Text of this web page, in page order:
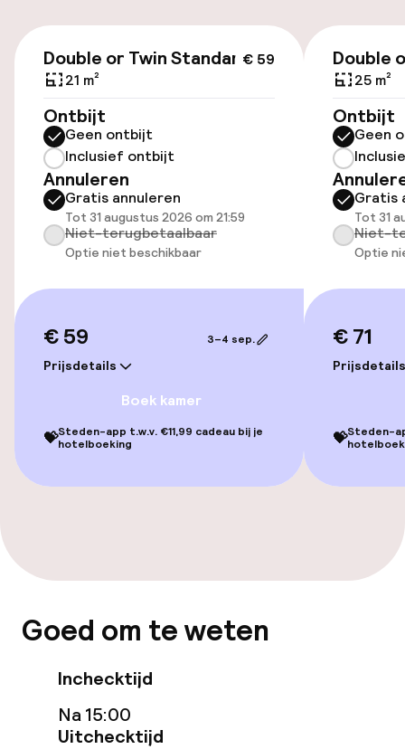
Toegankelijkheid
Lift
Zwemmen & wellness
Zoetwater binnenzwembad
Zoetwater buitenzwembad
Ligstoelen
Solarium
Entertainment
Gratis wifi
TV lounge
Eet- en drinkgelegenheden
Restaurant
Bar
€ 59
Double or Twin Standard
21 m²
Ontbijt
Geen ontbijt
Inclusief ontbijt
Annuleren
Gratis annuleren
Tot 31 augustus 2026 om 21:59
Niet-terugbetaalbaar
Optie niet beschikbaar
€ 59
Prijsdetails
3–4 sep.
Boek kamer
💝Steden-app t.w.v. €11,99 cadeau bij je
hotelboeking
Double
25 m²
Ontbijt
Geen
Gratis
Tot 31
Niet-
Optie
€ 71
Prijsdetails
💝Steden-
Goed om te weten
Inchecktijd
Na 15:00
Uitchecktijd